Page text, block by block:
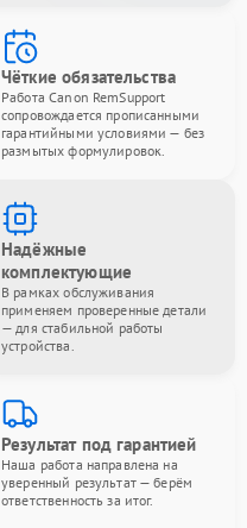
Чёткие обязательства
Работа Canon RemSupport
сопровождается прописанными
гарантийными условиями — без
размытых формулировок.
Надёжные
комплектующие
В рамках обслуживания
применяем проверенные детали
— для стабильной работы
устройства.
Результат под гарантией
Наша работа направлена на
уверенный результат — берём
ответственность за итог.